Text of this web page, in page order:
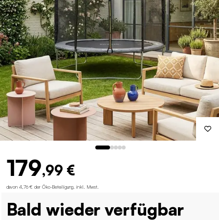
179,99 €
davon 4,76 € der Öko-Beteiligung inkl. Mwst.
Bald wieder verfügbar